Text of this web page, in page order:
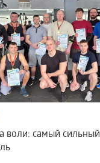
воли: самый сильный